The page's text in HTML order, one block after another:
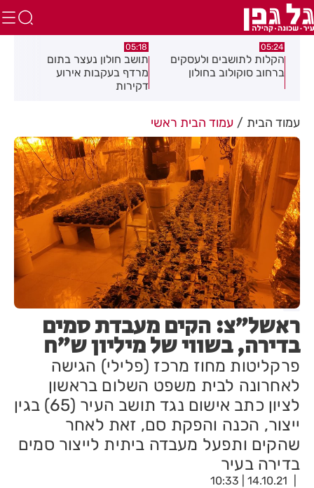
05:24
הקלות לתושבים ולעסקים
ברחוב סוקולוב בחולון
05:18
תושב חולון נעצר בתום
מרדף בעקבות אירוע
דקירות
עמוד הבית עמוד הבית ראשי
ראשל"צ: הקים מעבדת סמים
בדירה, בשווי של מיליון ש"ח
פרקליטות מחוז מרכז (פלילי) הגישה
לאחרונה לבית משפט השלום בראשון
לציון כתב אישום נגד תושב העיר (65) בגין
ייצור, הכנה והפקת סם, זאת לאחר
שהקים ותפעל מעבדה ביתית לייצור סמים
בדירה בעיר
14.10.21 | 10:33